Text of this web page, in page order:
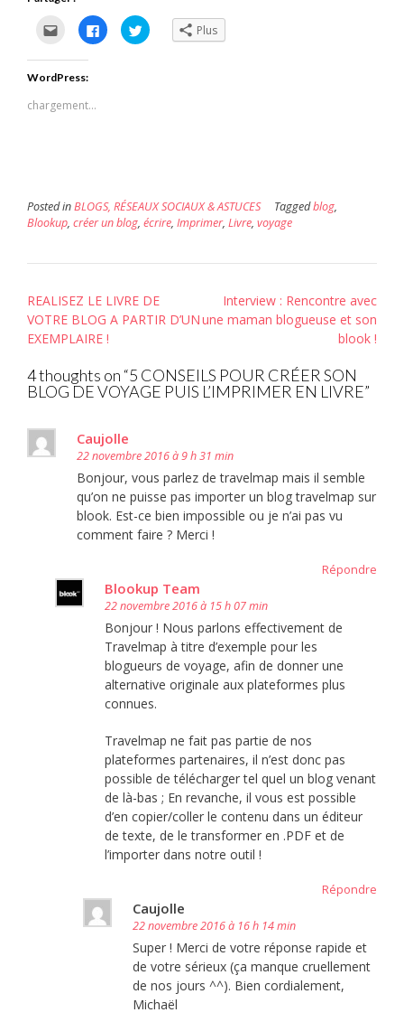
Cliquez
pour
envoyer
par
mail
un
ami(ouvre
Cliquez
pour
partager
Cliquez
pour Plus
WordPress:
chargement…
Posted inBLOGS, RÉSEAUX SOCIAUX & ASTUCES Taggedblog,
Blookup, créer un blog, écrire, Imprimer, Livre, voyage
Post
navigation
REALISEZ LE LIVRE DE
VOTRE BLOG A PARTIR D’UN
EXEMPLAIRE !
Interview : Rencontre avec
une maman blogueuse et son
blook !
4 thoughts on “5 CONSEILS POUR CRÉER SON
BLOG DE VOYAGE PUIS L’IMPRIMER EN LIVRE”
Caujolle
22 novembre 2016 à 9 h 31 min
Bonjour, vous parlez de travelmap mais il semble
qu’on ne puisse pas importer un blog travelmap sur
blook. Est-ce bien impossible ou je n’ai pas vu
comment faire ? Merci !
Répondre
Blookup Team
22 novembre 2016 à 15 h 07 min
Bonjour ! Nous parlons effectivement de
Travelmap à titre d’exemple pour les
blogueurs de voyage, afin de donner une
alternative originale aux plateformes plus
connues.
Travelmap ne fait pas partie de nos
plateformes partenaires, il n’est donc pas
possible de télécharger tel quel un blog venant
de là-bas ; En revanche, il vous est possible
d’en copier/coller le contenu dans un éditeur
de texte, de le transformer en .PDF et de
l’importer dans notre outil !
Répondre
Caujolle
22 novembre 2016 à 16 h 14 min
Super ! Merci de votre réponse rapide et
de votre sérieux (ça manque cruellement
de nos jours ^^). Bien cordialement,
Michaël